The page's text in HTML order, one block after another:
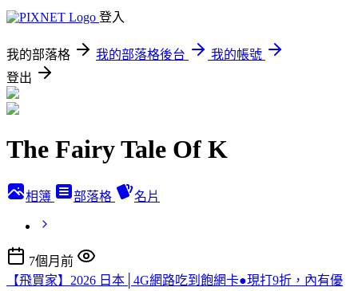
登入
我的部落格 我的部落格後台
我的帳號
登出
The Fairy Tale Of K
相簿 部落格 名片
7個月前
【飛買家】2026 日本│4G網路吃到飽網卡●現打9折，內有優